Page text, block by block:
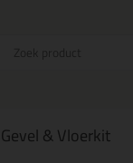
Gevel & Vloerkit